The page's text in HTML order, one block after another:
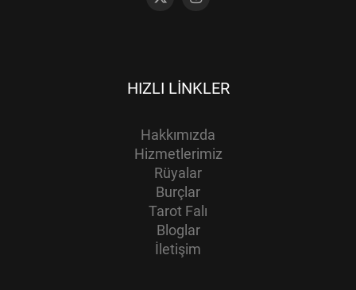
HIZLI LINKLER
Hakkımızda
Hizmetlerimiz
Rüyalar
Burçlar
Tarot Falı
Bloglar
İletişim